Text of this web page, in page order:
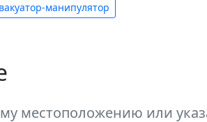
манипулятор
местоположению или